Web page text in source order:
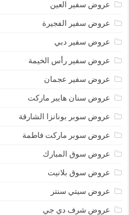
عروض سفير العين
عروض سفير الفجيرة
عروض سفير دبي
عروض سفير رأس الخيمة
عروض سفير عجمان
عروض سنان هايبر ماركت
عروض سوبر بونانزا الشارقة
عروض سوبر ماركت فاطمة
عروض سوق المبارك
عروض سوق بلانيت
عروض سيتي سنتر
عروض شرف دي جي